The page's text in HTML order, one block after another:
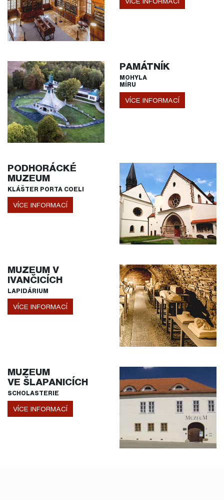
PAMÁTNÍK
MOHYLA
MÍRU
VÍCE INFORMACÍ
PODHORÁCKÉ
MUZEUM
KLÁŠTER PORTA COELI
VÍCE INFORMACÍ
MUZEUM V
IVANČICÍCH
LAPIDÁRIUM
VÍCE INFORMACÍ
MUZEUM
VE ŠLAPANICÍCH
SCHOLASTERIE
VÍCE INFORMACÍ